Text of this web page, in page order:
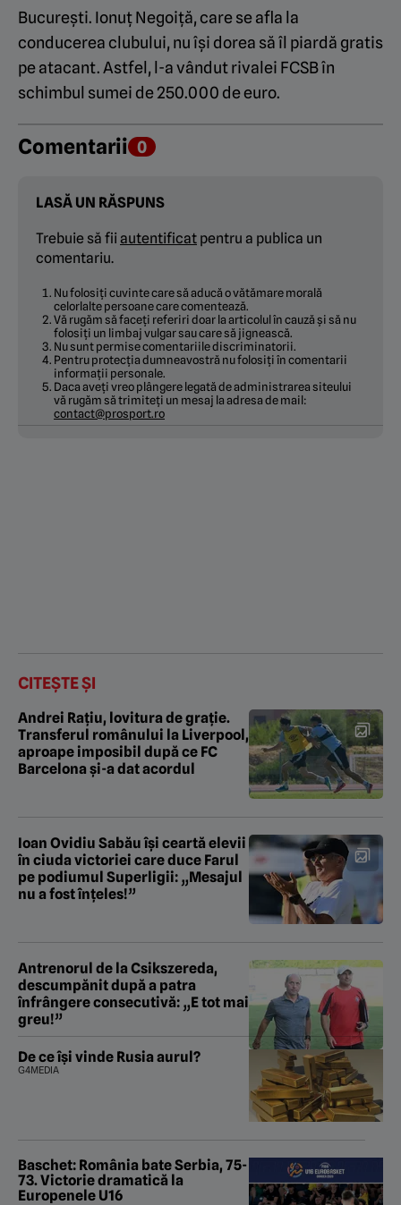
București. Ionuț Negoiță, care se afla la
conducerea clubului, nu își dorea să îl piardă gratis
pe atacant. Astfel, l-a vândut rivalei FCSB în
schimbul sumei de 250.000 de euro.
Comentarii 0
LASĂ UN RĂSPUNS
Trebuie să fii autentificat pentru a publica un
comentariu.
Nu folosiți cuvinte care să aducă o vătămare morală
celorlalte persoane care comentează.
Vă rugăm să faceți referiri doar la articolul în cauză și să nu
folosiți un limbaj vulgar sau care să jignească.
Nu sunt permise comentariile discriminatorii.
Pentru protecția dumneavostră nu folosiți în comentarii
informații personale.
Daca aveți vreo plângere legată de administrarea siteului
vă rugăm să trimiteți un mesaj la adresa de mail:
contact@prosport.ro
CITEȘTE ȘI
Andrei Rațiu, lovitura de grație.
Transferul românului la Liverpool,
aproape imposibil după ce FC
Barcelona şi-a dat acordul
Ioan Ovidiu Sabău își ceartă elevii
în ciuda victoriei care duce Farul
pe podiumul Superligii: „Mesajul
nu a fost înțeles!”
Antrenorul de la Csikszereda,
descumpănit după a patra
înfrângere consecutivă: „E tot mai
greu!”
De ce își vinde Rusia aurul?
G4MEDIA
Baschet: România bate Serbia, 75-
73. Victorie dramatică la
Europenele U16